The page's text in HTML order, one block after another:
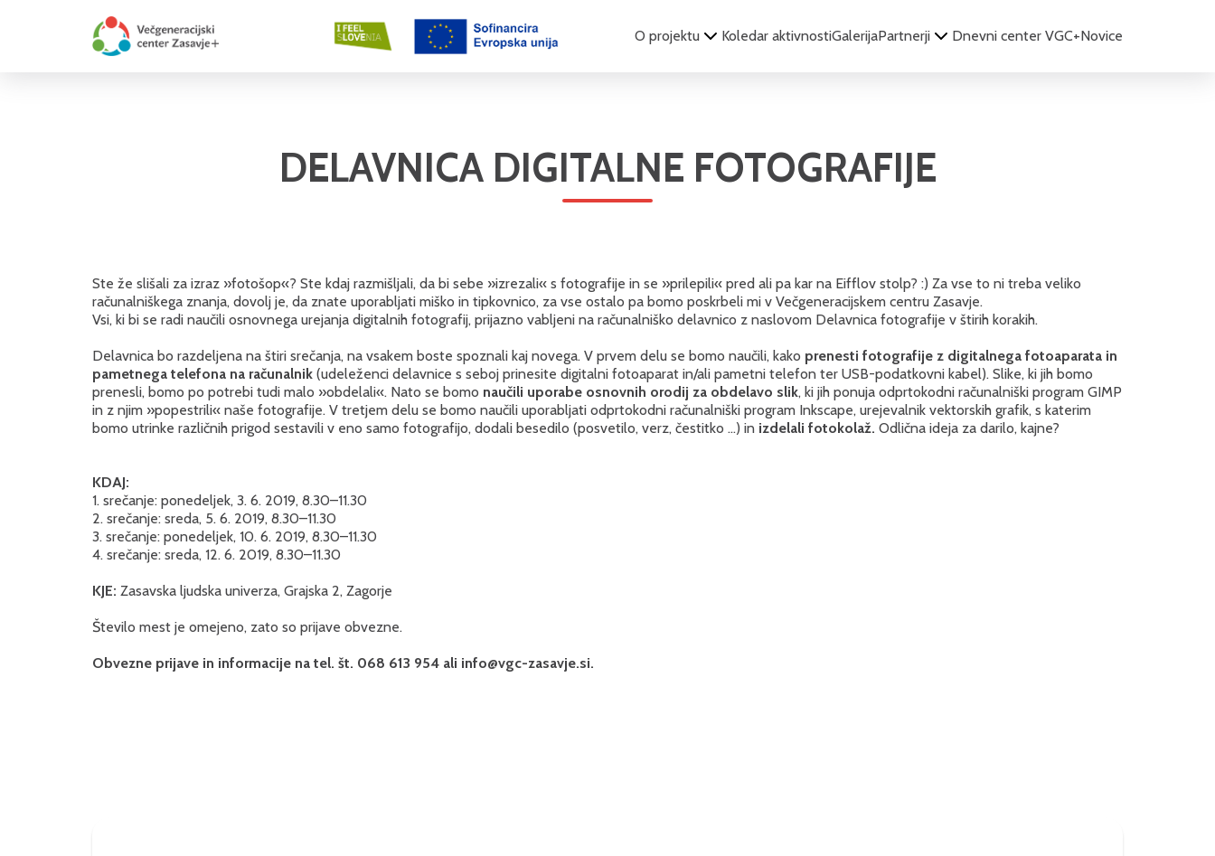
O projektu Koledar aktivnostiGalerijaPartnerji Dnevni center VGC+Novice
DELAVNICA DIGITALNE FOTOGRAFIJE
Ste že slišali za izraz »fotošop«? Ste kdaj razmišljali, da bi sebe »izrezali« s fotografije in se »prilepili« pred ali pa kar na Eifflov stolp? :) Za vse to ni treba veliko
računalniškega znanja, dovolj je, da znate uporabljati miško in tipkovnico, za vse ostalo pa bomo poskrbeli mi v Večgeneracijskem centru Zasavje.
Vsi, ki bi se radi naučili osnovnega urejanja digitalnih fotografij, prijazno vabljeni na računalniško delavnico z naslovom Delavnica fotografije v štirih korakih.
Delavnica bo razdeljena na štiri srečanja, na vsakem boste spoznali kaj novega. V prvem delu se bomo naučili, kako prenesti fotografije z digitalnega fotoaparata in
pametnega telefona na računalnik (udeleženci delavnice s seboj prinesite digitalni fotoaparat in/ali pametni telefon ter USB-podatkovni kabel). Slike, ki jih bomo
prenesli, bomo po potrebi tudi malo »obdelali«. Nato se bomo naučili uporabe osnovnih orodij za obdelavo slik, ki jih ponuja odprtokodni računalniški program GIMP
in z njim »popestrili« naše fotografije. V tretjem delu se bomo naučili uporabljati odprtokodni računalniški program Inkscape, urejevalnik vektorskih grafik, s katerim
bomo utrinke različnih prigod sestavili v eno samo fotografijo, dodali besedilo (posvetilo, verz, čestitko …) in izdelali fotokolaž. Odlična ideja za darilo, kajne?
KDAJ:
1. srečanje: ponedeljek, 3. 6. 2019, 8.30–11.30
2. srečanje: sreda, 5. 6. 2019, 8.30–11.30
3. srečanje: ponedeljek, 10. 6. 2019, 8.30–11.30
4. srečanje: sreda, 12. 6. 2019, 8.30–11.30
KJE: Zasavska ljudska univerza, Grajska 2, Zagorje
Število mest je omejeno, zato so prijave obvezne.
Obvezne prijave in informacije na tel. št. 068 613 954 ali info@vgc-zasavje.si.